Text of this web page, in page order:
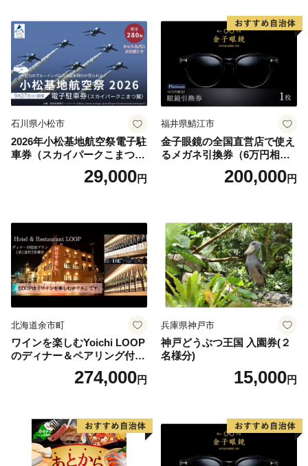
石川県小松市
2026年小松基地航空祭電子駐
車券（スカイパークこまつ
翼） 駐車場 シャトルバスの
りばすぐ 石川県 小松市
29,000円
福井県鯖江市
金子眼鏡の全国直営店で使え
るメガネ引換券（6万円相
当） Platinum200,000円
北海道余市町
ワインを楽しむYoichi LOOP
のディナー＆ペアリング付宿
泊プラン＜デラックスツイン
274,000円
兵庫県神戸市
神戸どうぶつ王国 入園券(２
名様分)
15,000円